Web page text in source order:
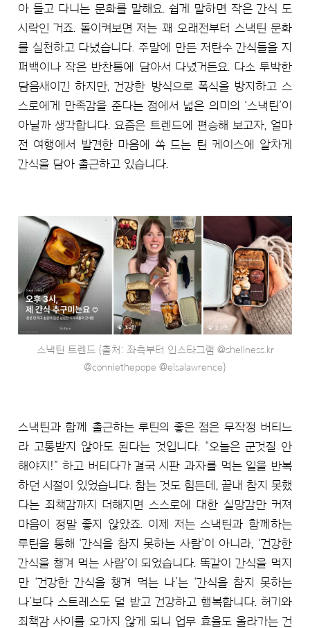
아 들고 다니는 문화를 말해요. 쉽게 말하면 작은 간식 도
시락인 거죠. 돌이켜보면 저는 꽤 오래전부터 스낵틴 문화
를 실천하고 다녔습니다. 주말에 만든 저탄수 간식들을 지
퍼백이나 작은 반찬통에 담아서 다녔거든요. 다소 투박한
담음새이긴 하지만, 건강한 방식으로 폭식을 방지하고 스
스로에게 만족감을 준다는 점에서 넓은 의미의 ‘스낵틴’이
아닐까 생각합니다. 요즘은 트렌드에 편승해 보고자, 얼마
전 여행에서 발견한 마음에 쏙 드는 틴 케이스에 알차게
간식을 담아 출근하고 있습니다.
스낵틴 트렌드 (출처: 좌측부터 인스타그램 @shellness.kr
@conniethepope @elsalawrence)
스낵틴과 함께 출근하는 루틴의 좋은 점은 무작정 버티느
라 고통받지 않아도 된다는 것입니다. “오늘은 군것질 안
해야지!” 하고 버티다가 결국 시판 과자를 먹는 일을 반복
하던 시절이 있었습니다. 참는 것도 힘든데, 끝내 참지 못했
다는 죄책감까지 더해지면 스스로에 대한 실망감만 커져
마음이 정말 좋지 않았죠. 이제 저는 스낵틴과 함께하는
루틴을 통해 ‘간식을 참지 못하는 사람’이 아니라, ‘건강한
간식을 챙겨 먹는 사람’이 되었습니다. 똑같이 간식을 먹지
만 ‘건강한 간식을 챙겨 먹는 나’는 ‘간식을 참지 못하는
나’보다 스트레스도 덜 받고 건강하고 행복합니다. 허기와
죄책감 사이를 오가지 않게 되니 업무 효율도 올라가는 건